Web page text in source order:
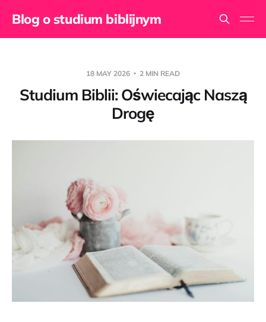
Blog o studium biblijnym
18 MAY 2026 2 MIN READ
Studium Biblii: Oświecając Naszą
Drogę